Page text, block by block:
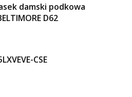
damski podkowa
D62
CSE